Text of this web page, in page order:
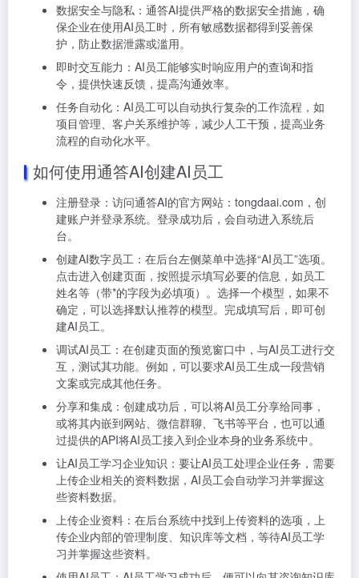
数据安全与隐私：通答AI提供严格的数据安全措施，确
保企业在使用AI员工时，所有敏感数据都得到妥善保
护，防止数据泄露或滥用。
即时交互能力：AI员工能够实时响应用户的查询和指
令，提供快速反馈，提高沟通效率。
任务自动化：AI员工可以自动执行复杂的工作流程，如
项目管理、客户关系维护等，减少人工干预，提高业务
流程的自动化水平。
如何使用通答AI创建AI员工
注册登录：访问通答AI的官方网站：tongdaai.com，创
建账户并登录系统。登录成功后，会自动进入系统后
台。
创建AI数字员工：在后台左侧菜单中选择“AI员工”选项。
点击进入创建页面，按照提示填写必要的信息，如员工
姓名等（带*的字段为必填项）。选择一个模型，如果不
确定，可以选择默认推荐的模型。完成填写后，即可创
建AI员工。
调试AI员工：在创建页面的预览窗口中，与AI员工进行交
互，测试其功能。例如，可以要求AI员工生成一段营销
文案或完成其他任务。
分享和集成：创建成功后，可以将AI员工分享给同事，
或将其内嵌到网站、微信群聊、飞书等平台，也可以通
过提供的API将AI员工接入到企业本身的业务系统中。
让AI员工学习企业知识：要让AI员工处理企业任务，需要
上传企业相关的资料数据，AI员工会自动学习并掌握这
些资料数据。
上传企业资料：在后台系统中找到上传资料的选项，上
传企业内部的管理制度、知识库等文档，等待AI员工学
习并掌握这些资料。